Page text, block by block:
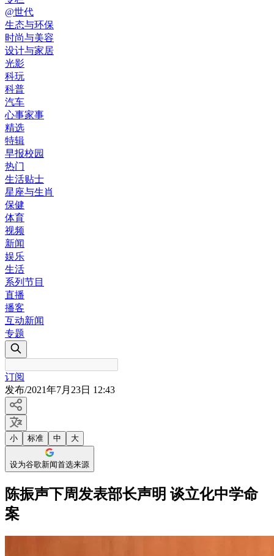
@世代
生态与环保
时尚与美容
设计与家居
光影
科玩
科普
汽车
心事家事
精选
特辑
早报校园
热门
生活贴士
星座与生肖
保健
体育
视频
新闻
娱乐
生活
系列节目
直播
播客
互动新闻
专题
订阅
发布/2021年7月23日 12:43
小 标准 中 大
设为谷歌新闻首选来源
陈振声下周发表部长声明 谈立化中学命
案